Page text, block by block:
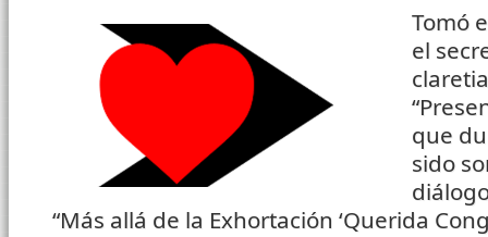
Tomó
el
que
sido
“Más allá de la Exhortación ‘Querida